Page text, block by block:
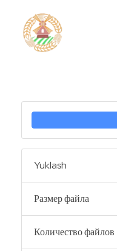
Yuklash
Размер файла
Количество файлов